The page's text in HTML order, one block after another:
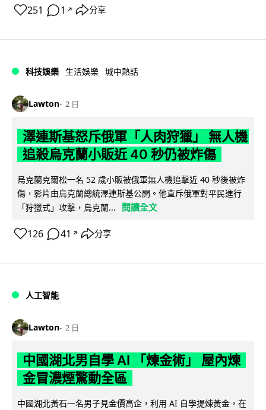
251 1 ↗ 分享
科技娛樂 生活娛樂 城中熱話
Lawton 2 日
澤連斯基怒斥俄軍「人肉狩獵」 無人機
追殺烏克蘭小販近 40 秒仍被炸傷
烏克蘭克爾松一名 52 歲小販被俄軍無人機追擊近 40 秒後被炸
傷，影片由烏克蘭總統澤連斯基公開。他直斥俄軍對平民進行
「狩獵式」攻擊，烏克蘭...
閱讀全文
126 41 ↗ 分享
人工智能
Lawton 2 日
中國湖北男自學 AI 「煉金術」 屋內煉
金冒濃煙驚動全區
中國湖北黃石一名男子見金價高企，利用 AI 自學提煉黃金，在